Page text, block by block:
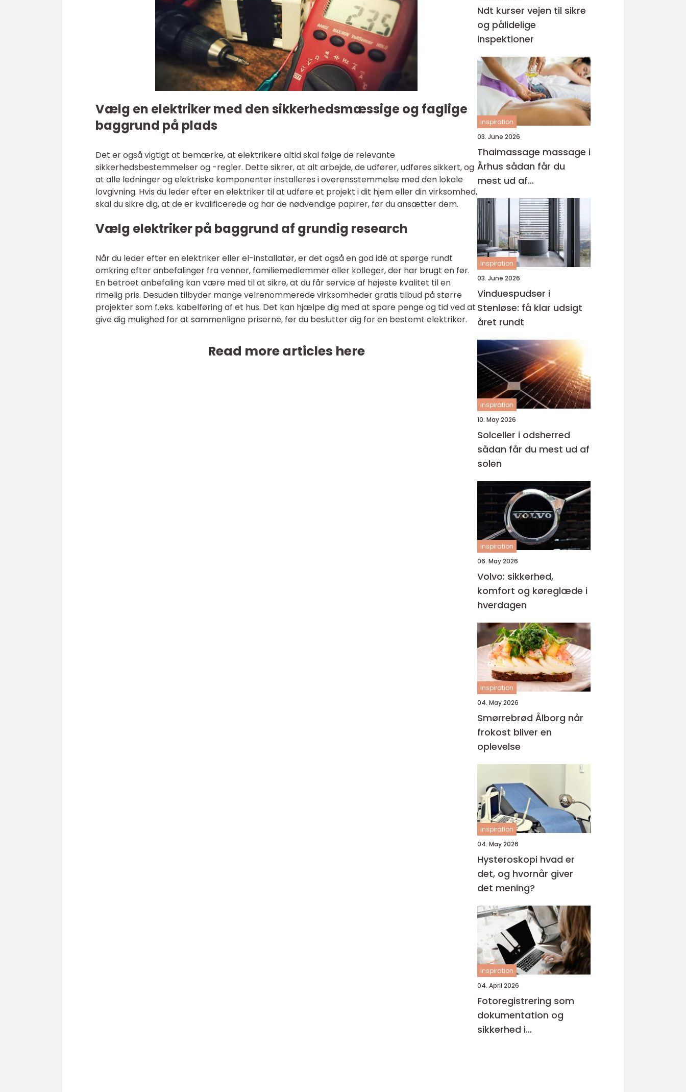
Vælg en elektriker med den sikkerhedsmæssige og faglige
baggrund på plads
Det er også vigtigt at bemærke, at elektrikere altid skal følge de relevante
sikkerhedsbestemmelser og -regler. Dette sikrer, at alt arbejde, de udfører, udføres sikkert, og
at alle ledninger og elektriske komponenter installeres i overensstemmelse med den lokale
lovgivning. Hvis du leder efter en elektriker til at udføre et projekt i dit hjem eller din virksomhed,
skal du sikre dig, at de er kvalificerede og har de nødvendige papirer, før du ansætter dem.
Vælg elektriker på baggrund af grundig research
Når du leder efter en elektriker eller el-installatør, er det også en god idé at spørge rundt
omkring efter anbefalinger fra venner, familiemedlemmer eller kolleger, der har brugt en før.
En betroet anbefaling kan være med til at sikre, at du får service af højeste kvalitet til en
rimelig pris. Desuden tilbyder mange velrenommerede virksomheder gratis tilbud på større
projekter som f.eks. kabelføring af et hus. Det kan hjælpe dig med at spare penge og tid ved at
give dig mulighed for at sammenligne priserne, før du beslutter dig for en bestemt elektriker.
Read more articles here
Ndt kurser vejen til sikre
og pålidelige
inspektioner
inspiration
03. June 2026
Thaimassage massage i
Århus sådan får du
mest ud af
behandlingen
inspiration
03. June 2026
Vinduespudser i
Stenløse: få klar udsigt
året rundt
inspiration
10. May 2026
Solceller i odsherred
sådan får du mest ud af
solen
inspiration
06. May 2026
Volvo: sikkerhed,
komfort og køreglæde i
hverdagen
inspiration
04. May 2026
Smørrebrød Ålborg når
frokost bliver en
oplevelse
inspiration
04. May 2026
Hysteroskopi hvad er
det, og hvornår giver
det mening?
inspiration
04. April 2026
Fotoregistrering som
dokumentation og
sikkerhed i